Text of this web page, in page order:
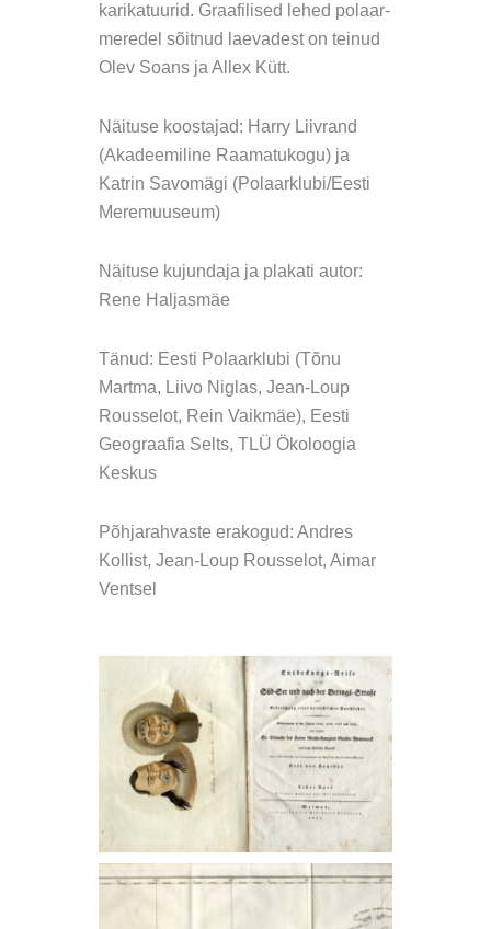
karikatuurid. Graafilised lehed polaar-
meredel sõitnud laevadest on teinud
Olev Soans ja Allex Kütt.
Näituse koostajad: Harry Liivrand
(Akadeemiline Raamatukogu) ja
Katrin Savomägi (Polaarklubi/Eesti
Meremuuseum)
Näituse kujundaja ja plakati autor:
Rene Haljasmäe
Tänud: Eesti Polaarklubi (Tõnu
Martma, Liivo Niglas, Jean-Loup
Rousselot, Rein Vaikmäe), Eesti
Geograafia Selts, TLÜ Ökoloogia
Keskus
Põhjarahvaste erakogud: Andres
Kollist, Jean-Loup Rousselot, Aimar
Ventsel